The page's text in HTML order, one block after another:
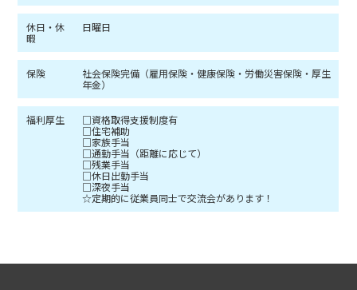
休日・休
暇
日曜日
保険
社会保険完備（雇用保険・健康保険・労働災害保険・厚生
年金）
福利厚生
□資格取得支援制度有
□住宅補助
□家族手当
□通勤手当（距離に応じて）
□残業手当
□休日出勤手当
□深夜手当
☆定期的に従業員同士で交流会があります！